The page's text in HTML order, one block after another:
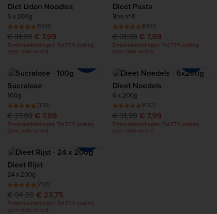
Proteïne Snacks
Proteïnerijke Voeding
Diet Udon Noodles
6 x 200g
(558)
€ 31,99 € 7,99
Zomeraanbiedingen: Tot 75% korting
geen code vereist
Dieet Pasta
Box of 6
(660)
€ 31,99 € 7,99
Zomeraanbiedingen: Tot 75% korting
geen code vereist
Sucralose
100g
(330)
€ 27,99 € 7,99
Zomeraanbiedingen: Tot 75% korting
geen code vereist
Dieet Noedels
6 x 200g
(632)
€ 31,99 € 7,99
Zomeraanbiedingen: Tot 75% korting
geen code vereist
Dieet Rijst
24 x 200g
(755)
€ 94,99 € 23,75
Zomeraanbiedingen: Tot 75% korting
geen code vereist